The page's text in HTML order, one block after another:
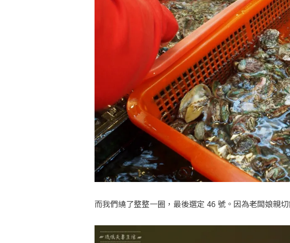
而我們繞了整整一圈，最後選定 46 號。因為老闆娘親